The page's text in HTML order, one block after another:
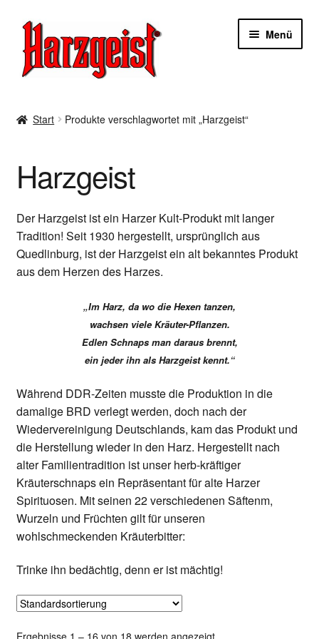
Zur
Navigation
springen
Zum
Inhalt
springen
Menü
Datenschutzerklärung
Impressum
Kasse
Warenkorb
Widerrufsbelehrung
Zahlungsarten
Start Produkte verschlagwortet mit „Harzgeist“
Harzgeist
Der Harzgeist ist ein Harzer Kult-Produkt mit langer
Tradition! Seit 1930 hergestellt, ursprünglich aus
Quedlinburg, ist der Harzgeist ein alt bekanntes Produkt
aus dem Herzen des Harzes.
„Im Harz, da wo die Hexen tanzen,
wachsen viele Kräuter-Pflanzen.
Edlen Schnaps man daraus brennt,
ein jeder ihn als Harzgeist kennt.“
Während DDR-Zeiten musste die Produktion in die
damalige BRD verlegt werden, doch nach der
Wiedervereinigung Deutschlands, kam das Produkt und
die Herstellung wieder in den Harz. Hergestellt nach
alter Familientradition ist unser herb-kräftiger
Kräuterschnaps ein Repräsentant für alte Harzer
Spirituosen. Mit seinen 22 verschiedenen Säftenm,
Wurzeln und Früchten gilt für unseren
wohlschmeckenden Kräuterbitter:
Trinke ihn bedächtig, denn er ist mächtig!
Ergebnisse 1 – 16 von 18 werden angezeigt